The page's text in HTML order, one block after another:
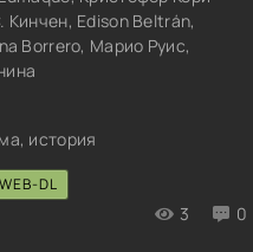
3 0
Edison Beltrán,
Borrero, Марио Руис,
история
WEB-DL